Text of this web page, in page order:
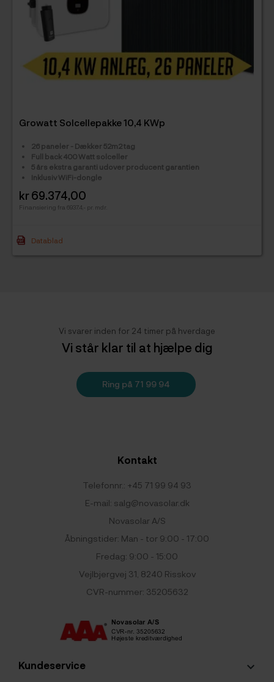
Installations
Kommentarer
Growatt Solcellepakke 10,4 KWp
26 paneler - Dækker 52m2 tag
Full back 400 Watt solceller
5 års ekstra garanti udover producent garantien
Inklusiv WiFi-dongle
Pris
kr 69.374,00
Finansiering fra 6937.4,- pr. mdr.
Datablad
Vi svarer inden for 24 timer på hverdage
Vi står klar til at hjælpe dig
Ring på 71 99 94
Kontakt
Telefonnr.: +45 71 99 94 93
E-mail: salg@novasolar.dk
Novasolar A/S
Åbningstider: Man - tor 9:00 - 17:00
Fredag: 9:00 - 15:00
Vejlbjergvej 31, 8240 Risskov
CVR-nummer: 35205632
Kundeservice keyboard_arrow_down